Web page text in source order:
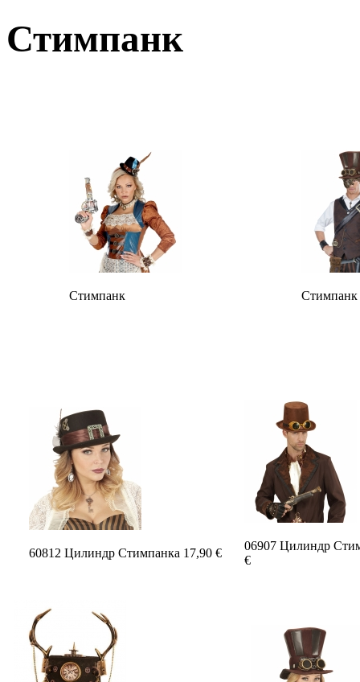
Стимпанк
Стимпанк Стимпанк
60812 Цилиндр Стимпанка 17,90 €
06907 Цилиндр
€